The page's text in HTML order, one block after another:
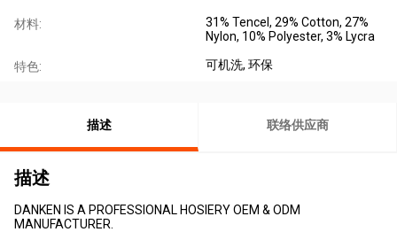
材料:
31% Tencel, 29% Cotton, 27%
Nylon, 10% Polyester, 3% Lycra
特色: 可机洗, 环保
描述 联络供应商
描述
DANKEN IS A PROFESSIONAL HOSIERY OEM & ODM
MANUFACTURER.